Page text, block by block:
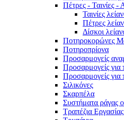
Πέτρες - Ταινίες -
Ταινίες
Πέτρες
Δίσκοι
Ποτηροκορώνες
Ποτηροπρίονα
Προσαρμογείς
Προσαρμογείς για
Προσαρμογείς για
Σιλικόνες
Σκαρπέλα
Συστήματα ράγας
Τραπέζια